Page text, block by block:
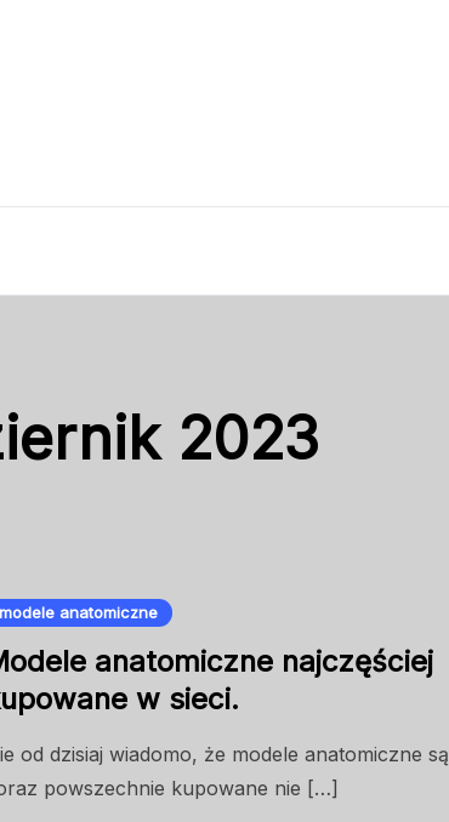
2023
modele anatomiczne
anatomiczne najczęściej
w sieci.
od dzisiaj wiadomo, że modele anatomiczne są
powszechnie kupowane nie […]